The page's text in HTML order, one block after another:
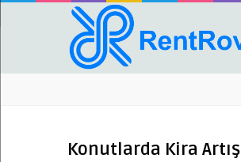
Konutlarda Kira Artış